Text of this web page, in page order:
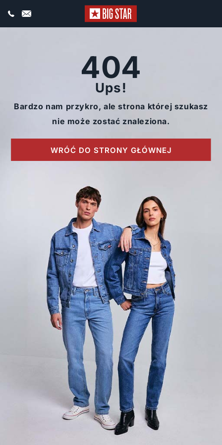
404
Ups!
Bardzo nam przykro, ale strona której szukasz
nie może zostać znaleziona.
WRÓĆ DO STRONY GŁÓWNEJ